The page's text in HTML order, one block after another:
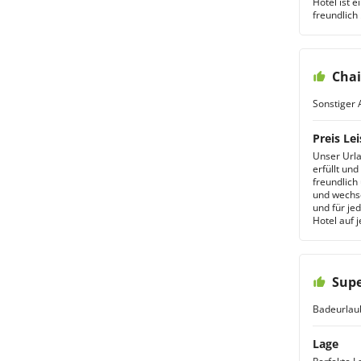
freundlich
Sonstiger
Preis
Unser
erfüllt und
freundlich
und
und für
Hotel auf
Lage